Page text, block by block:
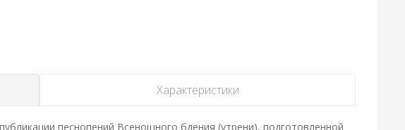
Характеристики
песнопений Всенощного бдения (утрени), подготовленной